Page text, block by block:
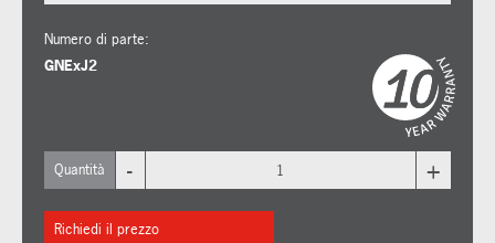
Numero di parte:
GNExJ2
Quantità - +
Richiedi il prezzo